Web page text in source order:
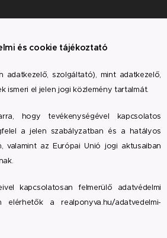
és cookie tájékoztató
adatkezelő, szolgáltató), mint adatkezelő,
ismeri el jelen jogi közlemény tartalmát.
hogy tevékenységével kapcsolatos
a jelen szabályzatban és a hatályos
valamint az Európai Unió jogi aktusaiban
kapcsolatosan felmerülő adatvédelmi
elérhetők a realponyva.hu/adatvedelmi-